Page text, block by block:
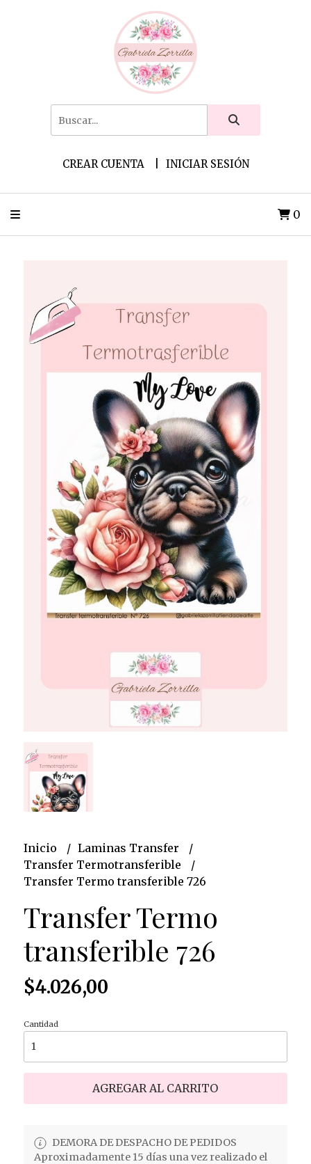
CREAR CUENTA INICIAR SESIÓN
0
Inicio
Laminas Transfer
Transfer Termotransferible
Transfer Termo transferible 726
Transfer Termo
transferible 726
$4.026,00
Cantidad
AGREGAR AL CARRITO
DEMORA DE DESPACHO DE PEDIDOS
Aproximadamente 15 días una vez realizado el